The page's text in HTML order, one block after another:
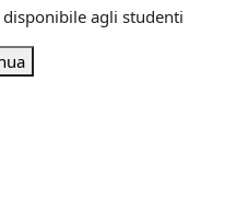
agli studenti